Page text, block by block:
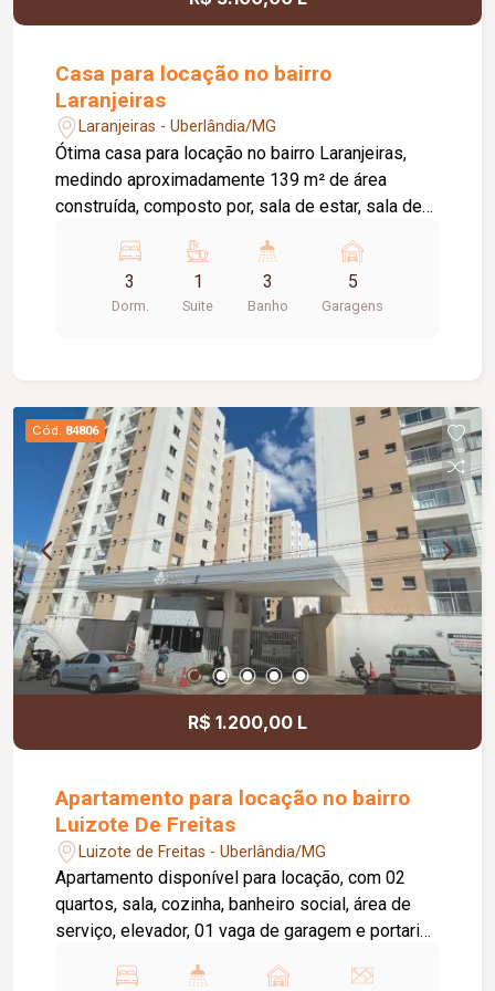
oferecer conforto, sofisticação e funcionalidade.
Casa para locação no bairro
Laranjeiras
Laranjeiras - Uberlândia/MG
Ótima casa para locação no bairro Laranjeiras,
medindo aproximadamente 139 m² de área
construída, composto por, sala de estar, sala de
sendo 01 suite, banheiro social, cozinha com
armários planejados cooktop e geladeira,
despensa e área de serviço, banheiro externo,
3
Dorm.
1
Suite
3
Banho
5
Garagens
Cód. 84806
R$ 1.200,00 L
Apartamento para locação no bairro
Luizote De Freitas
Luizote de Freitas - Uberlândia/MG
Apartamento disponível para locação, com 02
quartos, sala, cozinha, banheiro social, área de
serviço, elevador, 01 vaga de garagem e portaria
piscina e salão de festas, proporcionando mais